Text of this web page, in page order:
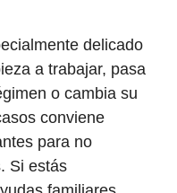
delicado
a trabajar, pasa
o cambia su
conviene
para no
Si estás